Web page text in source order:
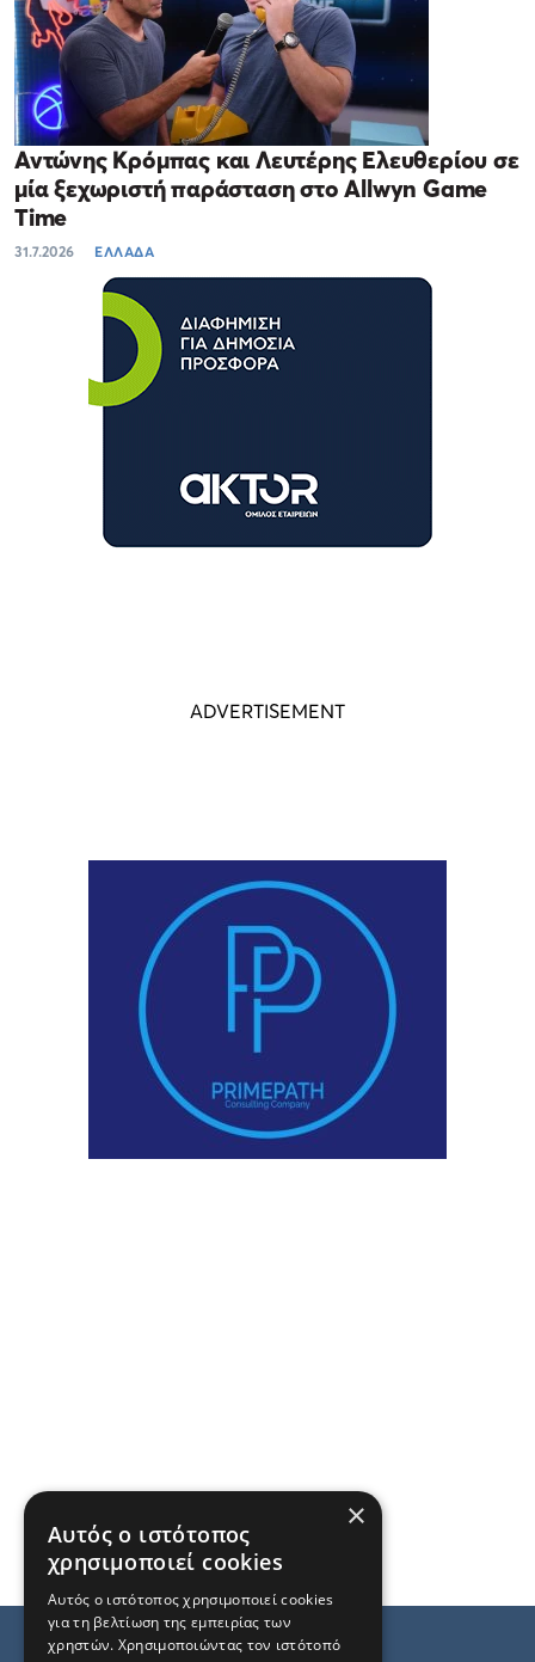
Αντώνης Κρόμπας και Λευτέρης Ελευθερίου σε
μία ξεχωριστή παράσταση στο Allwyn Game
Time
31.7.2026 ΕΛΛΑΔΑ
×
Αυτός ο ιστότοπος
χρησιμοποιεί cookies
Αυτός ο ιστότοπος χρησιμοποιεί cookies
για τη βελτίωση της εμπειρίας των
χρηστών. Χρησιμοποιώντας τον ιστότοπό